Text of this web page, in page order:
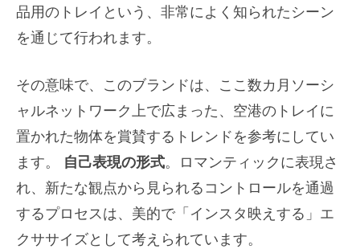
品用のトレイという、非常によく知られたシーン
を通じて行われます。
その意味で、このブランドは、ここ数カ月ソーシ
ャルネットワーク上で広まった、空港のトレイに
置かれた物体を賞賛するトレンドを参考にしてい
ます。
自己表現の形式。ロマンティックに表現さ
れ、新たな観点から見られるコントロールを通過
するプロセスは、美的で「インスタ映えする」エ
クササイズとして考えられています。